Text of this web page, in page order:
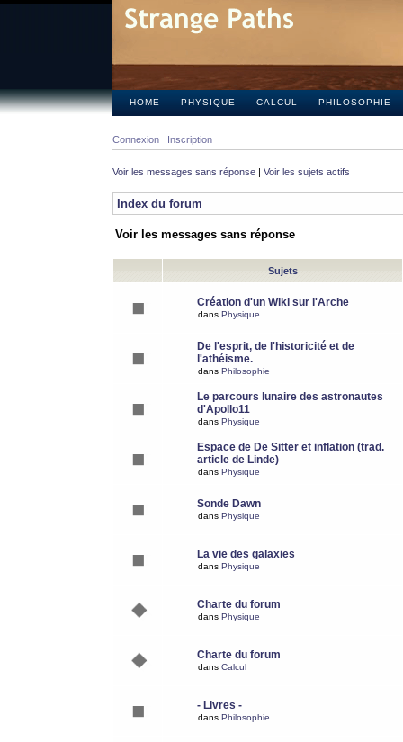
HOME PHYSIQUE CALCUL PHILOSOPHIE
Connexion Inscription
Voir les messages sans réponse | Voir les sujets actifs
Index du forum
Voir les messages sans réponse
Sujets
Création d'un Wiki sur l'Arche
dans Physique
De l'esprit, de l'historicité et de
l'athéisme.
dans Philosophie
Le parcours lunaire des astronautes
d'Apollo11
dans Physique
Espace de De Sitter et inflation (trad.
article de Linde)
dans Physique
Sonde Dawn
dans Physique
La vie des galaxies
dans Physique
Charte du forum
dans Physique
Charte du forum
dans Calcul
- Livres -
dans Philosophie